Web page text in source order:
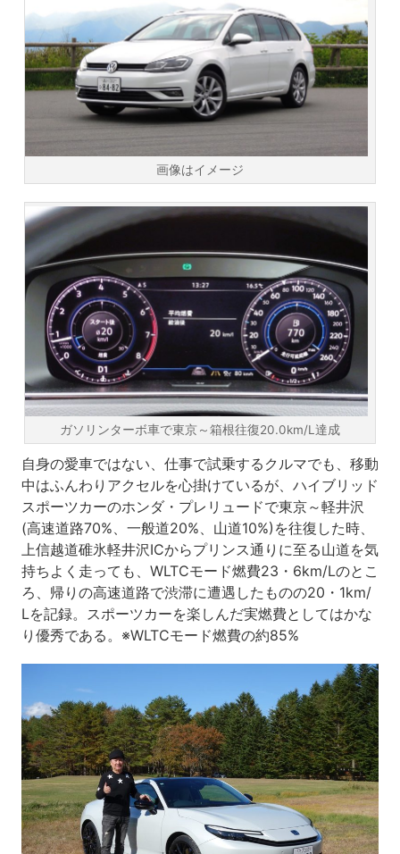
画像はイメージ
ガソリンターボ車で東京～箱根往復20.0km/L達成
自身の愛車ではない、仕事で試乗するクルマでも、移動
中はふんわりアクセルを心掛けているが、ハイブリッド
スポーツカーのホンダ・プレリュードで東京～軽井沢
(高速道路70%、一般道20%、山道10%)を往復した時、
上信越道碓氷軽井沢ICからプリンス通りに至る山道を気
持ちよく走っても、WLTCモード燃費23・6km/Lのとこ
ろ、帰りの高速道路で渋滞に遭遇したものの20・1km/
Lを記録。スポーツカーを楽しんだ実燃費としてはかな
り優秀である。※WLTCモード燃費の約85%